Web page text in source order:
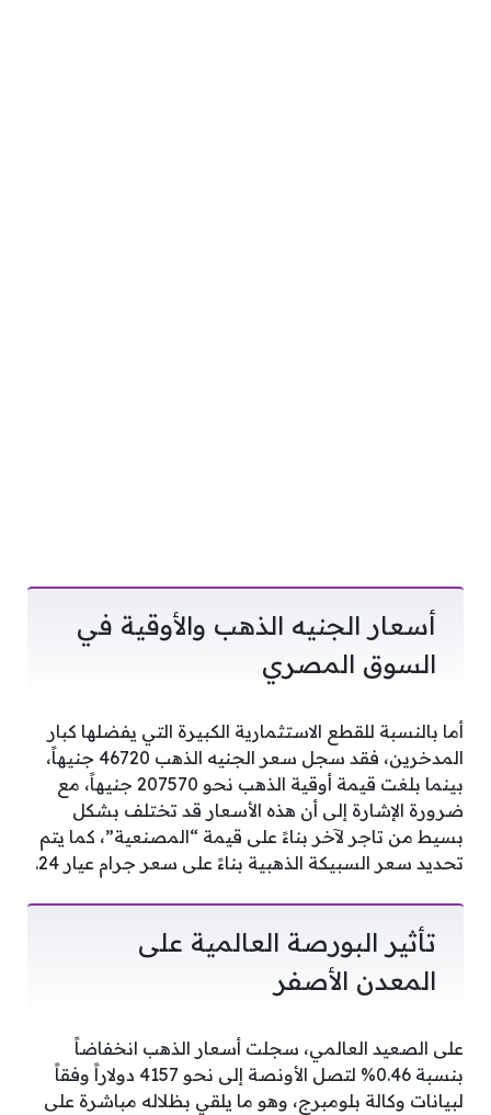
أسعار الجنيه الذهب والأوقية في
السوق المصري
أما بالنسبة للقطع الاستثمارية الكبيرة التي يفضلها كبار
المدخرين، فقد سجل سعر الجنيه الذهب 46720 جنيهاً،
بينما بلغت قيمة أوقية الذهب نحو 207570 جنيهاً، مع
ضرورة الإشارة إلى أن هذه الأسعار قد تختلف بشكل
بسيط من تاجر لآخر بناءً على قيمة “المصنعية”، كما يتم
تحديد سعر السبيكة الذهبية بناءً على سعر جرام عيار 24.
تأثير البورصة العالمية على
المعدن الأصفر
على الصعيد العالمي، سجلت أسعار الذهب انخفاضاً
بنسبة 0.46% لتصل الأونصة إلى نحو 4157 دولاراً وفقاً
لبيانات وكالة بلومبرج، وهو ما يلقي بظلاله مباشرة على